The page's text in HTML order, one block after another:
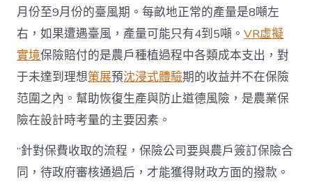
月份至9月份的臺風期。每畝地正常的產量是8噸左
右，如果遭遇臺風，產量可能只有4到5噸。VR虛擬
實境保險賠付的是農戶種植過程中各類成本支出，對
于未達到理想策展預沈浸式體驗期的收益并不在保險
范圍之內。幫助恢復生產與防止道德風險，是農業保
險在設計時考量的主要因素。
“針對保費收取的流程，保險公司要與農戶簽訂保險合
同，待政府審核通過后，才能獲得財政方面的撥款。